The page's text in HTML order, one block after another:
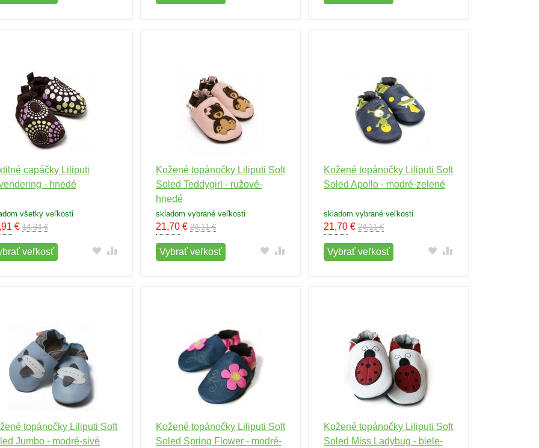
capáčky Liliputi
- hnedé
všetky veľkosti
€ 14,34 €
veľkosť
Kožené topánočky Liliputi Soft
Soled Teddygirl - ružové-
hnedé
skladom vybrané veľkosti
21,70€ 24,11 €
Vybrať veľkosť
Kožené topánočky Liliputi Soft
Soled Apollo - modré-zelené
skladom vybrané veľkosti
21,70€ 24,11 €
Vybrať veľkosť
topánočky Liliputi Soft
Jumbo - modré-sivé
Kožené topánočky Liliputi Soft
Soled Spring Flower - modré-
Kožené topánočky Liliputi Soft
Soled Miss Ladybug - biele-